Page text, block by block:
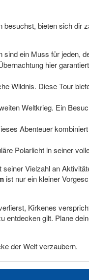
besuchst, bieten sich dir
ein Muss für jeden,
hier
Wildnis. Diese Tour
Weltkrieg. Ein
Abenteuer
Polarlicht in seiner
Vielzahl an
ist nur ein kleiner
Kirkenes
entdecken gilt. Plane
der Welt verzaubern.